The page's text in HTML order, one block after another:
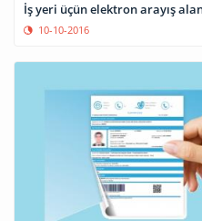
İş yeri üçün elektron arayış
10-10-2016